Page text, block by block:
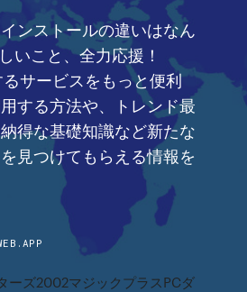
ンストールの違いはなん
いこと、全力応援！
サービスをもっと便利
する方法や、トレンド最
得な基礎知識など新たな
見つけてもらえる情報を
ーズ2002マジックプラスPCダ